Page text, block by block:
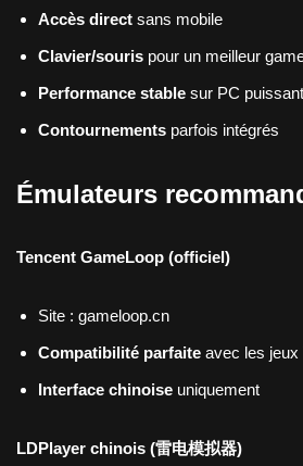
Accès direct sans mobile
Clavier/souris pour un meilleur
Performance stable sur PC puissant
Contournements parfois intégrés
Émulateurs
Tencent GameLoop (officiel)
Site : gameloop.cn
Compatibilité parfaite avec les jeux
Interface chinoise uniquement
LDPlayer chinois (雷电模拟器)